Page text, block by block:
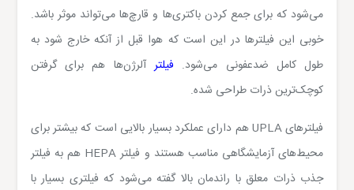
می‌شود که برای جمع کردن باکتری‌ها و قارچ‌ها می‌تواند موثر باشد.
خوبی این فیلترها در این است که هوا قبل از آنکه خارج شود به
طول کامل ضدعفونی می‌شود. فیلترآلرژن‌ها هم برای گرفتن
کوچک‌ترین ذرات طراحی شده.
فیلترهایUPLAهم دارای عملکرد بسیار بالایی است که بیشتر برای
محیط‌های آزمایشگاهی مناسب هستند و فیلترHEPA هم به فیلتر
جذب ذرات معلق با راندمان بالا گفته می‌شود که فیلتری بسیار با